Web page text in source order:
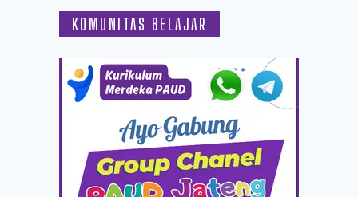
KOMUNITAS BELAJAR